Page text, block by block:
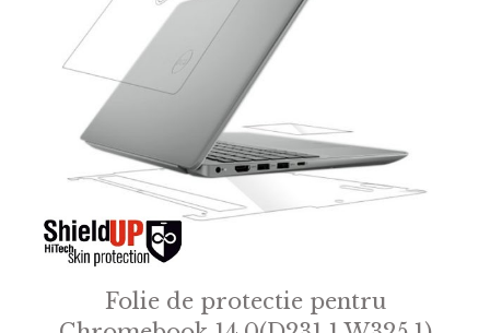
Folie de protectie pentru